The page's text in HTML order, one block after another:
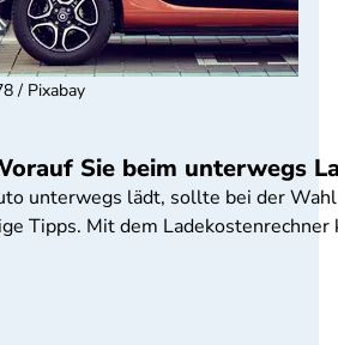
Sie beim unterwegs
unterwegs lädt, sollte bei der
Tipps. Mit dem
/ Pixabay